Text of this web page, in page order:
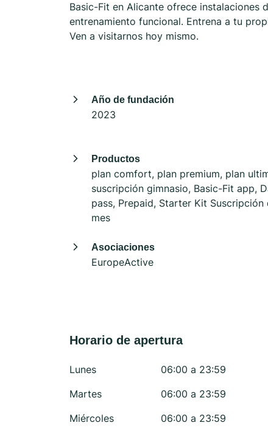
Basic-Fit en Alicante ofrece instalaciones
entrenamiento funcional. Entrena a tu
Ven a visitarnos hoy mismo.
Año de fundación
2023
Productos
plan comfort, plan premium, plan
suscripción gimnasio, Basic-Fit app,
pass, Prepaid, Starter Kit Suscripción
mes
Asociaciones
EuropeActive
Horario de apertura
Lunes
06:00 a 23:59
Martes
06:00 a 23:59
Miércoles
06:00 a 23:59